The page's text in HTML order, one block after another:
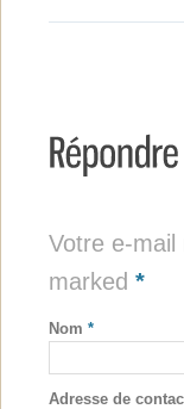
Votre e-mail
marked *
Nom *
Adresse de